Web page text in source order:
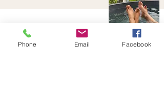
Wat de klanten
Phone Email Facebook